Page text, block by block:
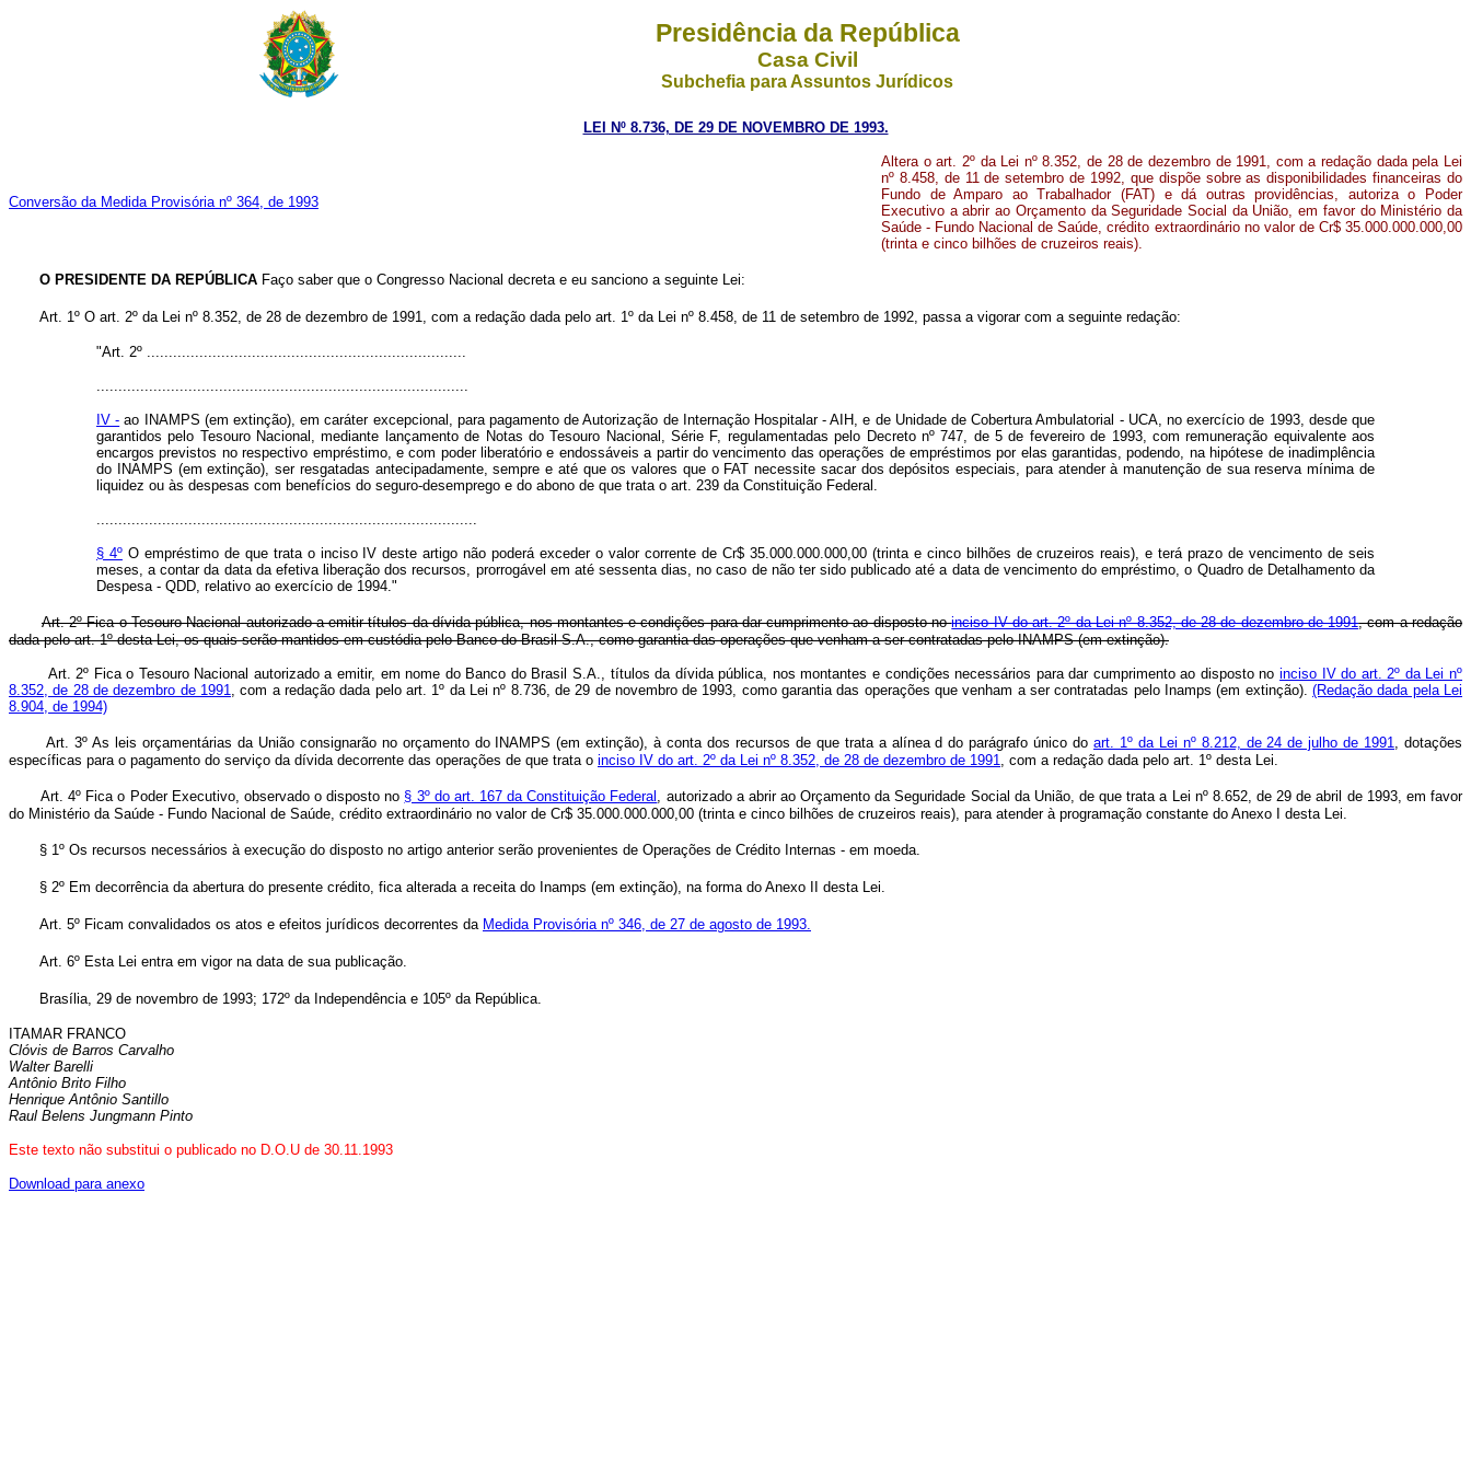
Presidência da República
Casa Civil
Subchefia para Assuntos Jurídicos
LEI Nº 8.736, DE 29 DE NOVEMBRO DE 1993.
Conversão da Medida Provisória nº 364, de 1993
Altera o art. 2º da Lei nº 8.352, de 28 de dezembro de 1991, com a redação dada pela Lei
nº 8.458, de 11 de setembro de 1992, que dispõe sobre as disponibilidades financeiras do
Fundo de Amparo ao Trabalhador (FAT) e dá outras providências, autoriza o Poder
Executivo a abrir ao Orçamento da Seguridade Social da União, em favor do Ministério da
Saúde - Fundo Nacional de Saúde, crédito extraordinário no valor de Cr$ 35.000.000.000,00
(trinta e cinco bilhões de cruzeiros reais).
O PRESIDENTE DA REPÚBLICA Faço saber que o Congresso Nacional decreta e eu sanciono a seguinte Lei:
Art. 1º O art. 2º da Lei nº 8.352, de 28 de dezembro de 1991, com a redação dada pelo art. 1º da Lei nº 8.458, de 11 de setembro de 1992, passa a vigorar com a seguinte redação:
"Art. 2º .........................................................................
.....................................................................................
IV - ao INAMPS (em extinção), em caráter excepcional, para pagamento de Autorização de Internação Hospitalar - AIH, e de Unidade de Cobertura Ambulatorial - UCA, no exercício de 1993, desde que
garantidos pelo Tesouro Nacional, mediante lançamento de Notas do Tesouro Nacional, Série F, regulamentadas pelo Decreto nº 747, de 5 de fevereiro de 1993, com remuneração equivalente aos
encargos previstos no respectivo empréstimo, e com poder liberatório e endossáveis a partir do vencimento das operações de empréstimos por elas garantidas, podendo, na hipótese de inadimplência
do INAMPS (em extinção), ser resgatadas antecipadamente, sempre e até que os valores que o FAT necessite sacar dos depósitos especiais, para atender à manutenção de sua reserva mínima de
liquidez ou às despesas com benefícios do seguro-desemprego e do abono de que trata o art. 239 da Constituição Federal.
.......................................................................................
§ 4ºO empréstimo de que trata o inciso IV deste artigo não poderá exceder o valor corrente de Cr$ 35.000.000.000,00 (trinta e cinco bilhões de cruzeiros reais), e terá prazo de vencimento de seis
meses, a contar da data da efetiva liberação dos recursos, prorrogável em até sessenta dias, no caso de não ter sido publicado até a data de vencimento do empréstimo, o Quadro de Detalhamento da
Despesa - QDD, relativo ao exercício de 1994."
Art. 2º Fica o Tesouro Nacional autorizado a emitir títulos da dívida pública, nos montantes e condições para dar cumprimento ao disposto noinciso IV do art. 2º da Lei nº 8.352, de 28 de dezembro de 1991, com a redação
dada pelo art. 1º desta Lei, os quais serão mantidos em custódia pelo Banco do Brasil S.A., como garantia das operações que venham a ser contratadas pelo INAMPS (em extinção).
Art. 2º Fica o Tesouro Nacional autorizado a emitir, em nome do Banco do Brasil S.A., títulos da dívida pública, nos montantes e condições necessários para dar cumprimento ao disposto noinciso IV do art. 2º da Lei nº
8.352, de 28 de dezembro de 1991, com a redação dada pelo art. 1º da Lei nº 8.736, de 29 de novembro de 1993, como garantia das operações que venham a ser contratadas pelo Inamps (em extinção).(Redação dada pela Lei
8.904, de 1994)
Art. 3º As leis orçamentárias da União consignarão no orçamento do INAMPS (em extinção), à conta dos recursos de que trata a alínea d do parágrafo único doart. 1º da Lei nº 8.212, de 24 de julho de 1991, dotações
específicas para o pagamento do serviço da dívida decorrente das operações de que trata o inciso IV do art. 2º da Lei nº 8.352, de 28 de dezembro de 1991, com a redação dada pelo art. 1º desta Lei.
Art. 4º Fica o Poder Executivo, observado o disposto no § 3º do art. 167 da Constituição Federal , autorizado a abrir ao Orçamento da Seguridade Social da União, de que trata a Lei nº 8.652, de 29 de abril de 1993, em favor
do Ministério da Saúde - Fundo Nacional de Saúde, crédito extraordinário no valor de Cr$ 35.000.000.000,00 (trinta e cinco bilhões de cruzeiros reais), para atender à programação constante do Anexo I desta Lei.
§ 1º Os recursos necessários à execução do disposto no artigo anterior serão provenientes de Operações de Crédito Internas - em moeda.
§ 2º Em decorrência da abertura do presente crédito, fica alterada a receita do Inamps (em extinção), na forma do Anexo II desta Lei.
Art. 5º Ficam convalidados os atos e efeitos jurídicos decorrentes da Medida Provisória nº 346, de 27 de agosto de 1993.
Art. 6º Esta Lei entra em vigor na data de sua publicação.
Brasília, 29 de novembro de 1993; 172º da Independência e 105º da República.
ITAMAR FRANCO
Clóvis de Barros Carvalho
Walter Barelli
Antônio Brito Filho
Henrique Antônio Santillo
Raul Belens Jungmann Pinto
Este texto não substitui o publicado no D.O.U de 30.11.1993
Download para anexo